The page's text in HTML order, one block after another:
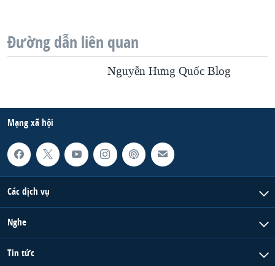
Đường dẫn liên quan
Nguyễn Hưng Quốc Blog
Mạng xã hội
Các dịch vụ
Nghe
Tin tức